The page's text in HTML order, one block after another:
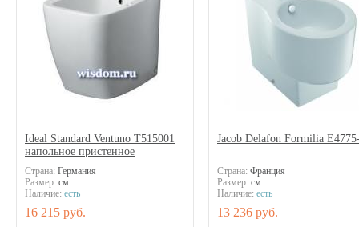
Ideal Standard Ventuno T515001
напольное пристенное
Страна: Германия
Размер: см.
Наличие: есть
16 215 руб.
Jacob Delafon Formilia
Страна: Франция
Размер: см.
Наличие: есть
13 236 руб.